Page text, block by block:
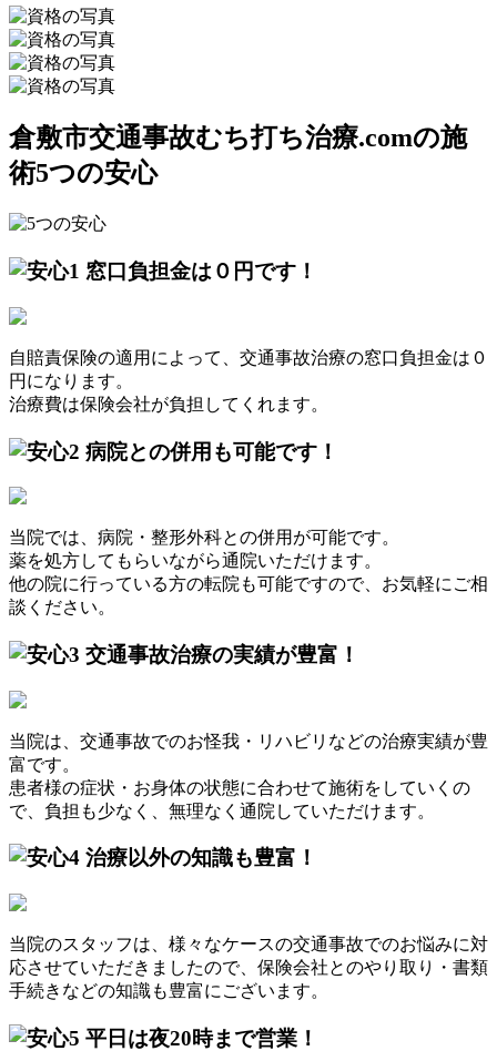
倉敷市交通事故むち打ち治療.comの施
術5つの安心
窓口負担金は０円です！
自賠責保険の適用によって、交通事故治療の窓口負担金は０
円になります。
治療費は保険会社が負担してくれます。
病院との併用も可能です！
当院では、病院・整形外科との併用が可能です。
薬を処方してもらいながら通院いただけます。
他の院に行っている方の転院も可能ですので、お気軽にご相
談ください。
交通事故治療の実績が豊富！
当院は、交通事故でのお怪我・リハビリなどの治療実績が豊
富です。
患者様の症状・お身体の状態に合わせて施術をしていくの
で、負担も少なく、無理なく通院していただけます。
治療以外の知識も豊富！
当院のスタッフは、様々なケースの交通事故でのお悩みに対
応させていただきましたので、保険会社とのやり取り・書類
手続きなどの知識も豊富にございます。
平日は夜20時まで営業！